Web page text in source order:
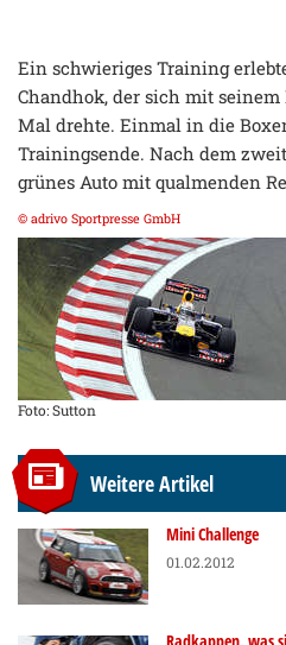
Ein schwieriges Training
Chandhok, der sich mit
Mal drehte. Einmal in die
Trainingsende. Nach dem
grünes Auto mit qualmenden
© adrivo Sportpresse GmbH
Foto: Sutton
Weitere Artikel
Mini Challenge
01.02.2012